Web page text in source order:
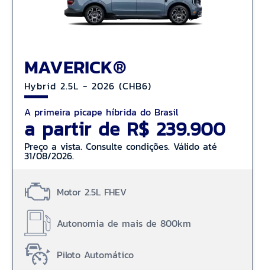
MAVERICK®
Hybrid 2.5L - 2026 (CHB6)
A primeira picape híbrida do Brasil
a partir de R$ 239.900
Preço a vista. Consulte condições. Válido até
31/08/2026.
Motor 2.5L FHEV
Autonomia de mais de 800km
Piloto Automático